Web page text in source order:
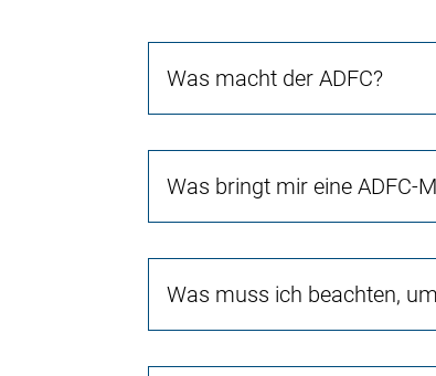
Was macht der ADFC?
Was bringt mir eine ADFC-
Was muss ich beachten,